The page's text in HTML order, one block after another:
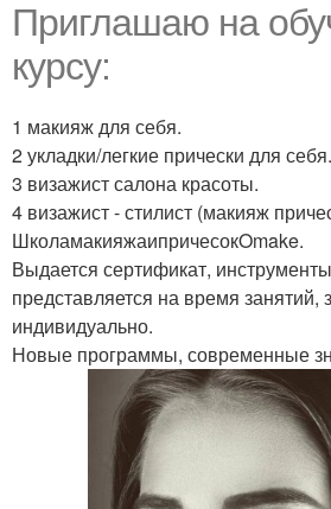
Приглашаю на
курсу:
1 макияж для себя.
2 укладки/легкие прически для себя.
3 визажист салона красоты.
4 визажист - стилист (макияж
ШколамакияжаипричесокOmake.
Выдается сертификат,
представляется на время занятий,
индивидуально.
Новые программы, современные